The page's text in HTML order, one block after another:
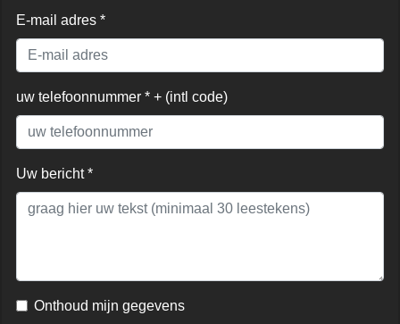
E-mail adres *
uw telefoonnummer * + (intl code)
Uw bericht *
Onthoud mijn gegevens